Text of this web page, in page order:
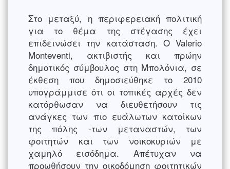
Στο μεταξύ, η περιφερειακή πολιτική
για το θέμα της στέγασης έχει
επιδεινώσει την κατάσταση. Ο Valerio
Monteventi, ακτιβιστής και πρώην
δημοτικός σύμβουλος στη Μπολόνια, σε
έκθεση που δημοσιεύθηκε το 2010
υπογράμμισε ότι οι τοπικές αρχές δεν
κατόρθωσαν να διευθετήσουν τις
ανάγκες των πιο ευάλωτων κατοίκων
της πόλης -των μεταναστών, των
φοιτητών και των νοικοκυριών με
χαμηλό εισόδημα. Απέτυχαν να
προωθήσουν την οικοδόμηση φοιτητικών